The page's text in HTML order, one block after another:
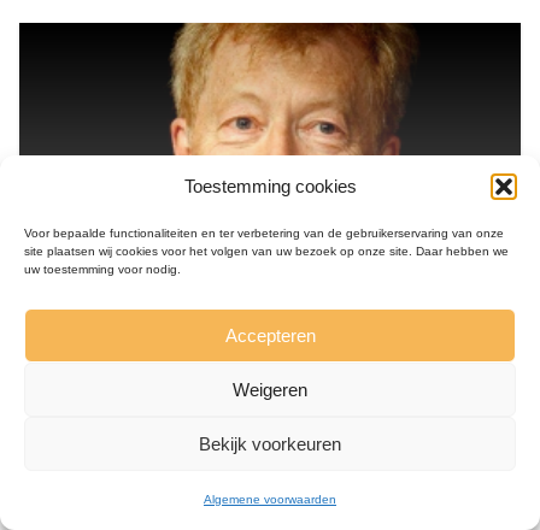
Toestemming cookies
Voor bepaalde functionaliteiten en ter verbetering van de gebruikerservaring van onze
site plaatsen wij cookies voor het volgen van uw bezoek op onze site. Daar hebben we
uw toestemming voor nodig.
Accepteren
Weigeren
Bekijk voorkeuren
Algemene voorwaarden
Verenigd Koninkrijk,1944 - 2020
conservatief filosoof en kunstkenner